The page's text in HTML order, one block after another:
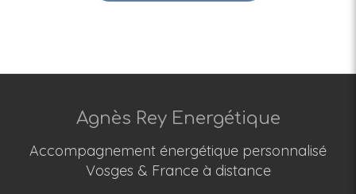
Agnès Rey Energétique
Accompagnement énergétique personnalisé
Vosges & France à distance